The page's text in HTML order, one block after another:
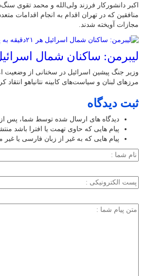
اکبر دانشورکار فرزند ولی‌الله و محمد تقوی
منافقین که در تهران اقدام به انجام اقدامات
مجازات آویخته شدند.
لیبرمن: ساکنان شمال اسرائیل هر ۲۱دقیقه به
وزیر جنگ پیشین اسرائیل در سخنانی از
مرزهای لبنان و سیاست‌های کابینه نتانیاهو انتقاد
ثبت دیدگاه
دیدگاه های ارسال شده توسط شما، پس
پیام هایی که حاوی تهمت یا افترا باشد
پیام هایی که به غیر از زبان فارسی یا